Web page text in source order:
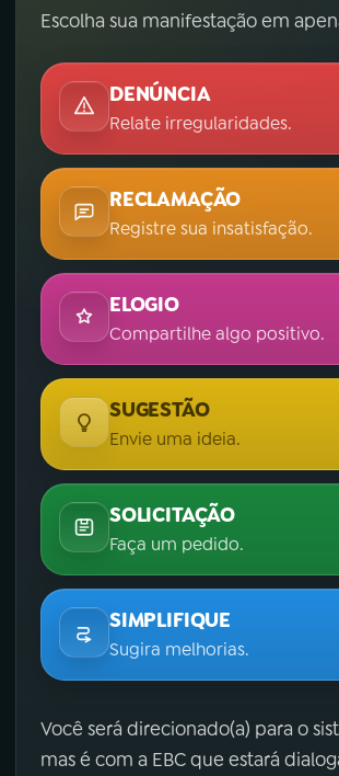
Escolha sua manifestação em
DENÚNCIA
Relate irregularidades.
RECLAMAÇÃO
Registre sua insatisfação.
ELOGIO
Compartilhe algo positivo.
SUGESTÃO
Envie uma ideia.
SOLICITAÇÃO
Faça um pedido.
SIMPLIFIQUE
Sugira melhorias.
Você será direcionado(a) para o
mas é com a EBC que estará